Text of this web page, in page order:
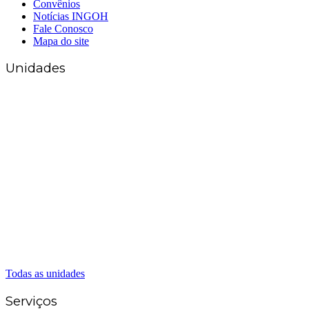
Convênios
Notícias INGOH
Fale Conosco
Mapa do site
Unidades
Todas as unidades
Serviços